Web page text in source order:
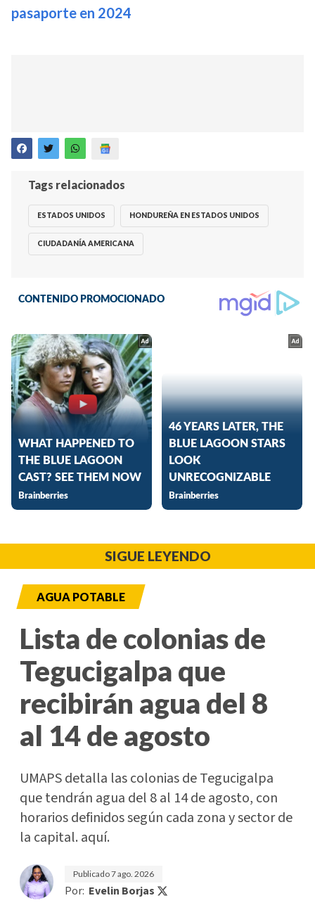
pasaporte en 2024
Tags relacionados
ESTADOS UNIDOS HONDUREÑA EN ESTADOS UNIDOS
CIUDADANÍA AMERICANA
SIGUE LEYENDO
AGUA POTABLE
Lista de colonias de
Tegucigalpa que
recibirán agua del 8
al 14 de agosto
UMAPS detalla las colonias de Tegucigalpa
que tendrán agua del 8 al 14 de agosto, con
horarios definidos según cada zona y sector de
la capital. aquí.
Publicado7 ago. 2026
Por: Evelin Borjas